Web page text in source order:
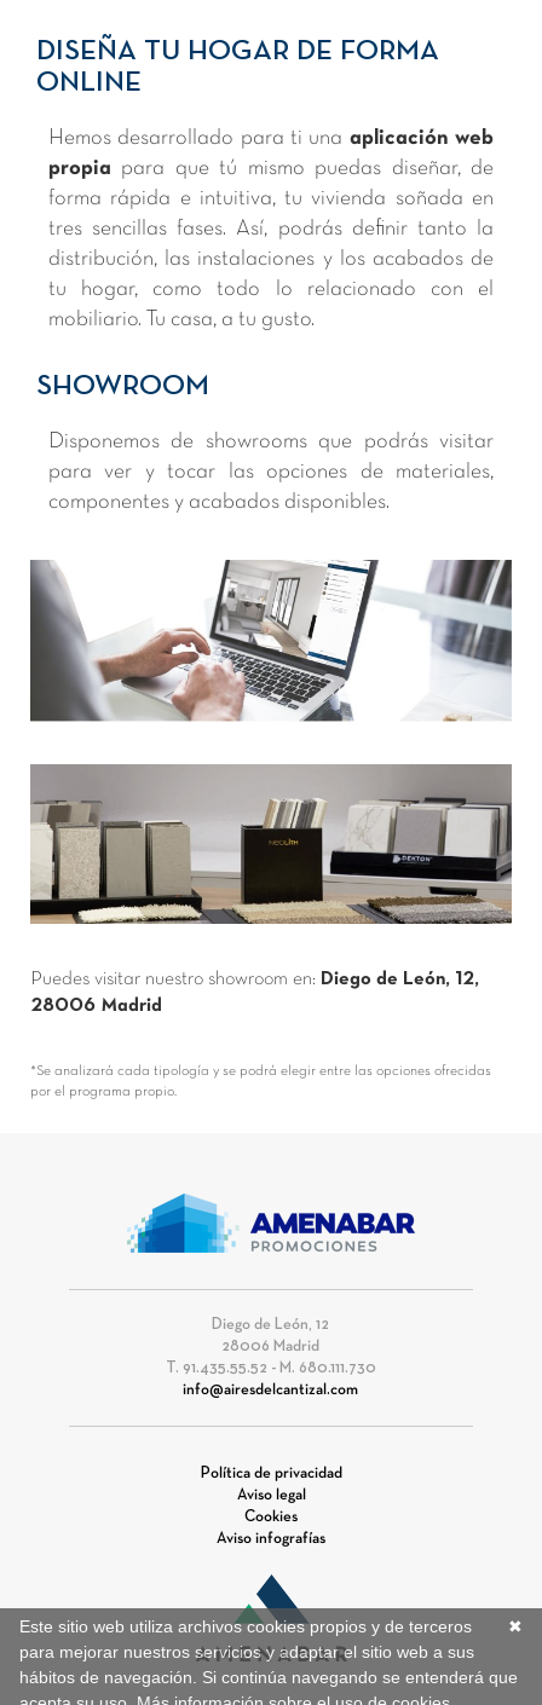
DISEÑA TU HOGAR DE FORMA
ONLINE
Hemos desarrollado para ti una aplicación web
propia para que tú mismo puedas diseñar, de
forma rápida e intuitiva, tu vivienda soñada en
tres sencillas fases. Así, podrás definir tanto la
distribución, las instalaciones y los acabados de
tu hogar, como todo lo relacionado con el
mobiliario. Tu casa, a tu gusto.
SHOWROOM
Disponemos de showrooms que podrás visitar
para ver y tocar las opciones de materiales,
componentes y acabados disponibles.
Puedes visitar nuestro showroom en: Diego de León, 12,
28006 Madrid
*Se analizará cada tipología y se podrá elegir entre las opciones ofrecidas
por el programa propio.
Diego de León, 12
28006 Madrid
T. 91.435.55.52 - M. 680.111.730
info@airesdelcantizal.com
Política de privacidad
Aviso legal
Cookies
Aviso infografías
✖
Este sitio web utiliza archivos cookies propios y de terceros
para mejorar nuestros servicios y adaptar el sitio web a sus
hábitos de navegación. Si continúa navegando se entenderá que